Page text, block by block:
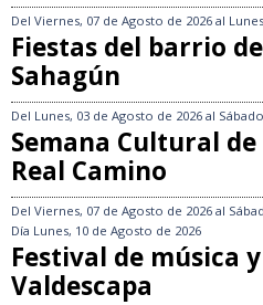
Del Viernes, 07 de Agosto de 2026 al
Fiestas del barrio
Sahagún
Del Lunes, 03 de Agosto de 2026 al
Semana Cultural
Real Camino
Del Viernes, 07 de Agosto de 2026 al
Día Lunes, 10 de Agosto de 2026
Festival de música
Valdescapa